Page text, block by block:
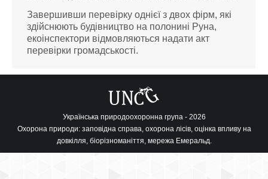
Завершивши перевірку однієї з двох фірм, які
здійснюють будівництво на полонині Руна,
екоінспектори відмовляються надати акт
перевірки громадськості.
Українська природоохоронна група - 2026
Охорона природи: заповідна справа, охорона лісів, оцінка впливу на
довкілля, біорізноманіття, мережа Емеральд.